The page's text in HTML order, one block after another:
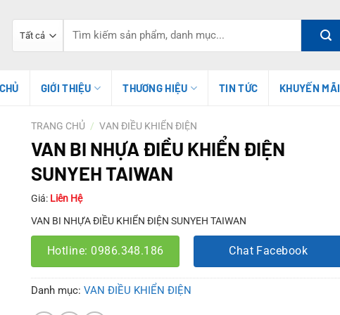
kiếm:
GIỚI THIỆU THƯƠNG HIỆU TIN TỨC KHUYẾN MÃI
TRANG CHỦ / VAN ĐIỀU KHIỂN ĐIỆN
VAN BI NHỰA ĐIỀU KHIỂN ĐIỆN
SUNYEH TAIWAN
Giá: Liên Hệ
VAN BI NHỰA ĐIỀU KHIỂN ĐIỆN SUNYEH TAIWAN
Hotline: 0986.348.186 Chat Facebook
Danh mục: VAN ĐIỀU KHIỂN ĐIỆN